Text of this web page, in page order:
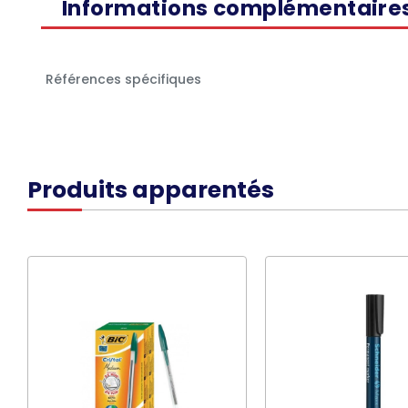
Informations
Références spécifiques
Produits apparentés